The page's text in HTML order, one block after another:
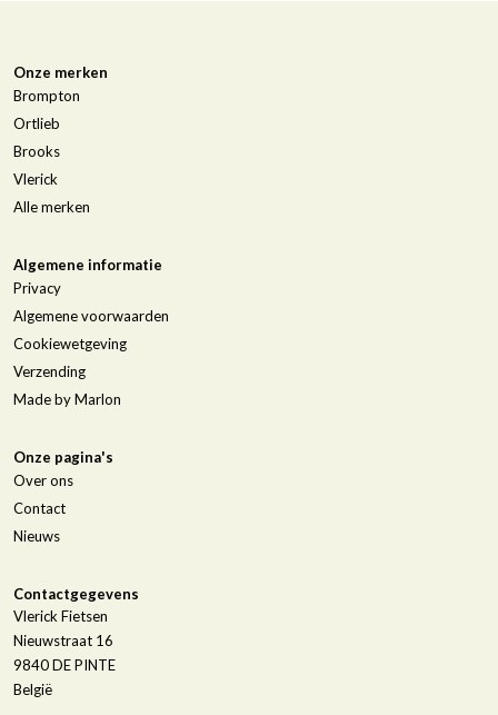
Onze merken
Brompton
Ortlieb
Brooks
Vlerick
Alle merken
Algemene informatie
Privacy
Algemene voorwaarden
Cookiewetgeving
Verzending
Made by Marlon
Onze pagina's
Over ons
Contact
Nieuws
Contactgegevens
Vlerick Fietsen
Nieuwstraat 16
9840DE PINTE
België